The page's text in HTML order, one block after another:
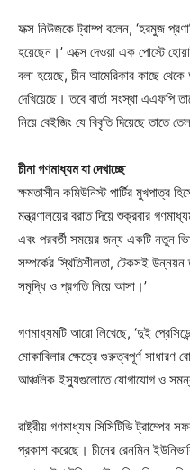
ফক্স নিউজকে ট্রাম্প বলেন, ‘হরমুজ
হয়েছেন।’ এক্সে দেওয়া এক পোস্টে
বলা হয়েছে, চীন আমেরিকার কাছে
দেখিয়েছে। তবে বার্তা সংস্থা এএফপি
নিয়ে বেইজিং যে বিবৃতি দিয়েছে তাতে
চীনা গণমাধ্যম যা দেখাচ্ছে
ক্ষমতাসীন কমিউনিস্ট পার্টির মুখপাত্র
মন্ত্রণালয়ের বরাত দিয়ে শুক্রবার
এবং পরবর্তী সময়ের জন্য একটি নতুন
সম্পর্কের স্থিতিশীলতা, টেকসই উন্নয়ন
সমৃদ্ধি ও প্রগতি নিয়ে আসা।’
গণমাধ্যমটি আরো লিখেছে, ‘দুই
মোকাবিলার ক্ষেত্রে গুরুত্বপূর্ণ
আঞ্চলিক ইস্যুগুলোতে যোগাযোগ ও
রাষ্ট্রীয় গণমাধ্যম সিসিটিভি
প্রকাশ করেছে। চীনের রেনমিন